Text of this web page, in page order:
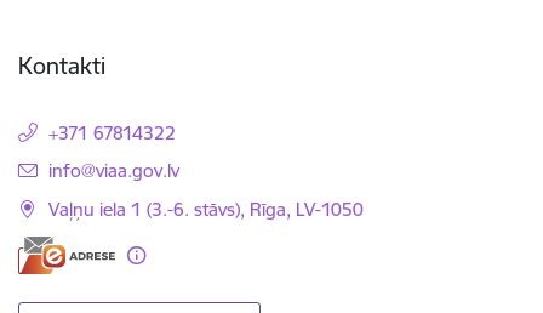
Kontakti
+371 67814322
E-pasts:
info@viaa.gov.lv
Vaļņu iela 1 (3.-6. stāvs), Rīga, LV-1050